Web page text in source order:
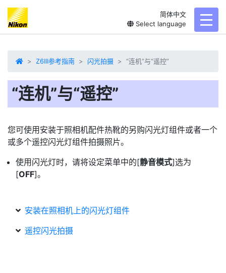
简体中文
Select language
Z6III参考指南 闪光拍摄 “连机”与“遥控”
“连机”与“遥控”
您可使用安装于照相机配件热靴的另购闪光灯组件或者一个
或多个遥控闪光灯组件拍摄照片。
使用 闪光灯时，请将设定菜单中的[静音模式]选为
[OFF]。
安装在照相机上的闪光灯组件
遥控闪光拍摄